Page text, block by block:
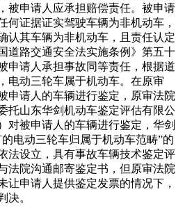
被申请人应承担赔偿责任。被申请
何证据证实驾驶车辆为非机动车，
认其车辆为非机动车，且责任认定
道路交通安全法实施条例》第五十
申请人承担事故同等责任，根据道
电动三轮车属于机动车。在原审
申请人的车辆进行鉴定，原审法院
托山东华剑机动车鉴定评估有限公
对被申请人的车辆进行鉴定，华剑
电动三轮车归属于机动车范畴”的
法设立，具有事故车辆技术鉴定评
法院沟通邮寄鉴定书，但原审法院
让申请人提供鉴定发票的情况下，
决。